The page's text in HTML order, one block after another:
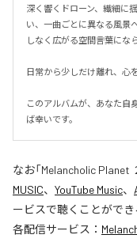
深く響くドローン、繊細に
い、一曲ごとに異なる風景
しなく広がる空間――言葉に
日常から少しだけ離れ、心
このアルバムが、あなた自
ば幸いです。
なお「Melancholic Planet
MUSIC、 YouTube Music、
ービスで聴くことができ
各配信サービス：